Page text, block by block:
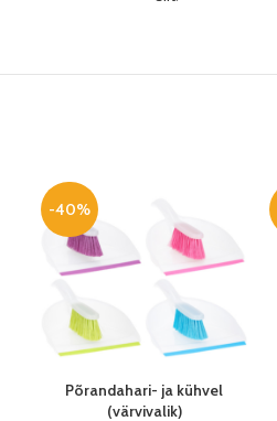
-40%
Põrandahari- ja kühvel
(värvivalik)